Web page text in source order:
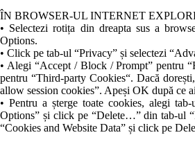
ÎN BROWSER-UL INTERNET
• Selectezi rotița din dreapta sus a
Options.
• Click pe tab-ul “Privacy” și selectezi
• Alegi “Accept / Block / Prompt” pentru
pentru “Third-party Cookies“. Dacă
allow session cookies”. Apeși OK după ce
• Pentru a șterge toate cookies, alegi
Options” și click pe “Delete…” din tab-ul
“Cookies and Website Data” și click pe